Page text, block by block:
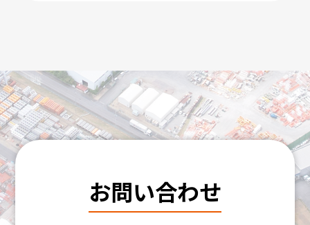
お問い合わせ